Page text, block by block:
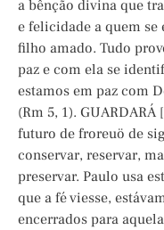
a bênção divina que
e felicidade a quem se
filho amado. Tudo
paz e com ela se
estamos em paz com
(Rm 5, 1).
futuro de froreuö de
conservar, reservar,
preservar. Paulo usa
que a fé viesse,
encerrados para